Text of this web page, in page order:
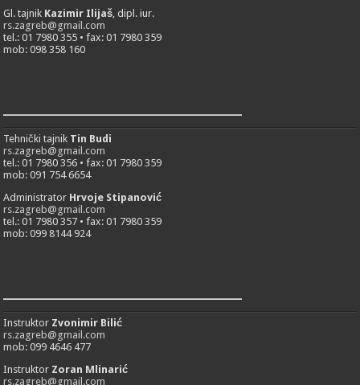
Gl. tajnik Kazimir Ilijaš , dipl. iur.
rs.zagreb@gmail.com
tel.: 01 7980 355 • fax: 01 7980 359
mob: 098 358 160
Tehnički tajnik Tin Budi
rs.zagreb@gmail.com
tel.: 01 7980 356 • fax: 01 7980 359
mob: 091 754 6654
Administrator Hrvoje Stipanović
rs.zagreb@gmail.com
tel.: 01 7980 357 • fax: 01 7980 359
mob: 099 8144 924
Instruktor Zvonimir Bilić
rs.zagreb@gmail.com
mob: 099 4646 477
Instruktor Zoran Mlinarić
rs.zagreb@gmail.com